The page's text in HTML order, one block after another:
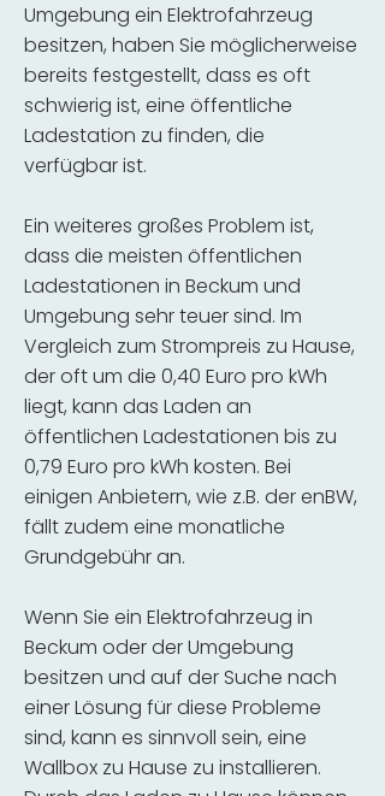
Umgebung ein Elektrofahrzeug
besitzen, haben Sie möglicherweise
bereits festgestellt, dass es oft
schwierig ist, eine öffentliche
Ladestation zu finden, die
verfügbar ist.
Ein weiteres großes Problem ist,
dass die meisten öffentlichen
Ladestationen in Beckum und
Umgebung sehr teuer sind. Im
Vergleich zum Strompreis zu Hause,
der oft um die 0,40 Euro pro kWh
liegt, kann das Laden an
öffentlichen Ladestationen bis zu
0,79 Euro pro kWh kosten. Bei
einigen Anbietern, wie z.B. der enBW,
fällt zudem eine monatliche
Grundgebühr an.
Wenn Sie ein Elektrofahrzeug in
Beckum oder der Umgebung
besitzen und auf der Suche nach
einer Lösung für diese Probleme
sind, kann es sinnvoll sein, eine
Wallbox zu Hause zu installieren.